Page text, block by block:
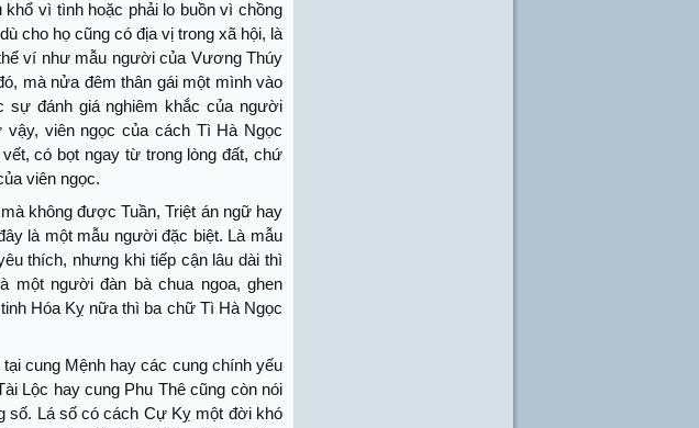
vì tình hoặc phải lo buồn vì chồng
cho họ cũng có địa vị trong xã hội, là
ví như mẫu người của Vương Thúy
mà nửa đêm thân gái một mình vào
sự đánh giá nghiêm khắc của người
viên ngọc của cách Tì Hà Ngọc
có bọt ngay từ trong lòng đất, chứ
viên ngọc.
không được Tuần, Triệt án ngữ hay
là một mẫu người đặc biệt. Là mẫu
thích, nhưng khi tiếp cận lâu dài thì
một người đàn bà chua ngoa, ghen
Hóa Kỵ nữa thì ba chữ Tì Hà Ngọc
cung Mệnh hay các cung chính yếu
Lộc hay cung Phu Thê cũng còn nói
số. Lá số có cách Cự Kỵ một đời khó